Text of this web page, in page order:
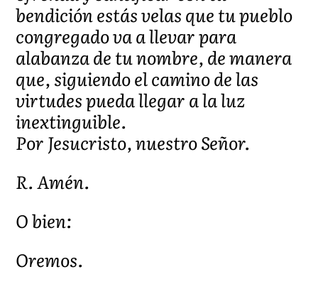
bendición estás velas que tu pueblo
congregado va a llevar para
alabanza de tu nombre, de manera
que, siguiendo el camino de las
virtudes pueda llegar a la luz
inextinguible.
Por Jesucristo, nuestro Señor.
R. Amén.
O bien:
Oremos.